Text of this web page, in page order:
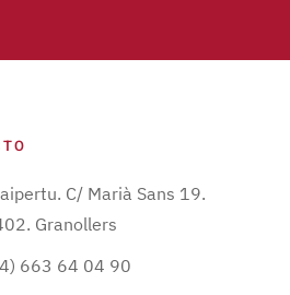
C/ Marià Sans 19.
Granollers
663 64 04 90